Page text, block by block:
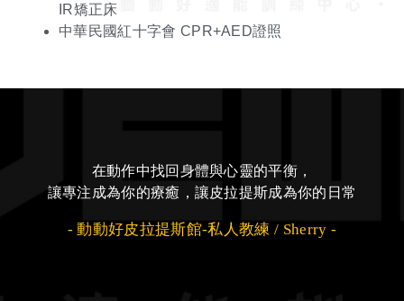
IR矯正床
中華民國紅十字會 CPR+AED證照
在動作中找回身體與心靈的平衡，
讓專注成為你的療癒，讓皮拉提斯成為你的日常
- 動動好皮拉提斯館-私人教練 / Sherry -